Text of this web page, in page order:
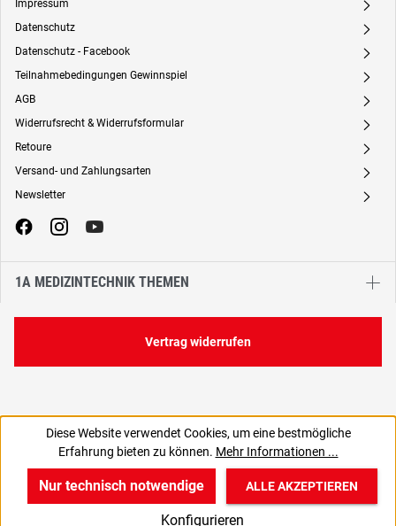
54,23 €
Impressum A
Datenschutz A
Datenschutz - Facebook A
Teilnahmebedingungen Gewinnspiel A
AGB A
Widerrufsrecht & Widerrufsformular A
Retoure A
Versand- und Zahlungsarten A
Newsletter A
1A MEDIZINTECHNIK THEMEN
Vertrag widerrufen
Diese Website verwendet Cookies, um eine bestmögliche
Erfahrung bieten zu können. Mehr Informationen ...
Nur technisch notwendige
Konfigurieren
ALLE AKZEPTIEREN
v B